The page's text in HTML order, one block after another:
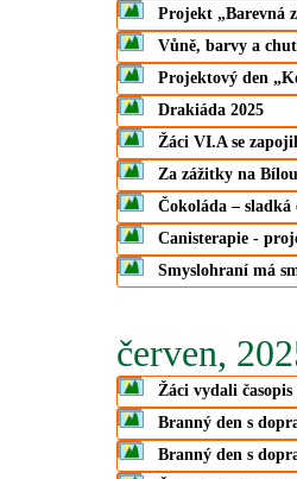
Projekt „Barevná
Vůně, barvy a
Projektový den
Drakiáda 2025
Žáci VI.A se
Za zážitky na Bílou
Čokoláda – sladká
Canisterapie -
Smyslohraní má
červen,
Žáci vydali
Branný den s
Branný den s